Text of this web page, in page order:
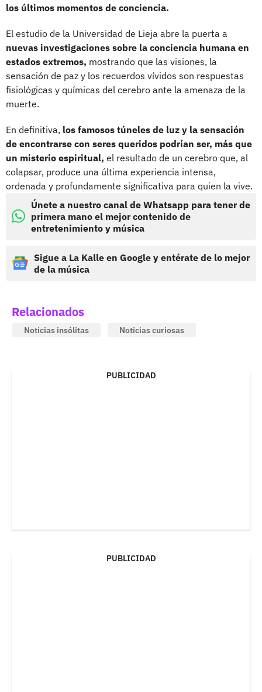
los últimos momentos de conciencia.
El estudio de la Universidad de Lieja abre la puerta a
nuevas investigaciones sobre la conciencia humana en
estados extremos, mostrando que las visiones, la
sensación de paz y los recuerdos vívidos son respuestas
fisiológicas y químicas del cerebro ante la amenaza de la
muerte.
En definitiva, los famosos túneles de luz y la sensación
de encontrarse con seres queridos podrían ser, más que
un misterio espiritual, el resultado de un cerebro que, al
colapsar, produce una última experiencia intensa,
ordenada y profundamente significativa para quien la vive.
Únete a nuestro canal de Whatsapp para tener de
primera mano el mejor contenido de
entretenimiento y música
Sigue a La Kalle en Google y entérate de lo mejor
de la música
Relacionados
Noticias insólitas Noticias curiosas
PUBLICIDAD
PUBLICIDAD